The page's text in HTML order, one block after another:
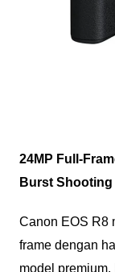
24MP Full-
Burst Shooting
Canon EOS R8
frame dengan
model